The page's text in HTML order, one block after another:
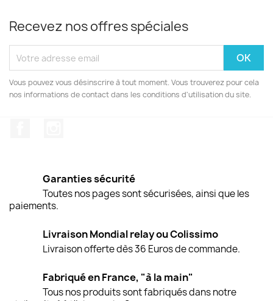
Recevez nos offres spéciales
Vous pouvez vous désinscrire à tout moment. Vous trouverez pour cela
nos informations de contact dans les conditions d'utilisation du site.
Garanties sécurité
Toutes nos pages sont sécurisées, ainsi que les
paiements.
Livraison Mondial relay ou Colissimo
Livraison offerte dès 36 Euros de commande.
Fabriqué en France, "à la main"
Tous nos produits sont fabriqués dans notre